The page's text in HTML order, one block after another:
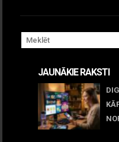
JAUNĀKIE RAKSTI